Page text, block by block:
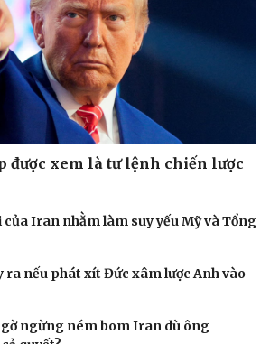
được xem là tư lệnh chiến lược
của Iran nhằm làm suy yếu Mỹ và Tổng
ra nếu phát xít Đức xâm lược Anh vào
ngừng ném bom Iran dù ông